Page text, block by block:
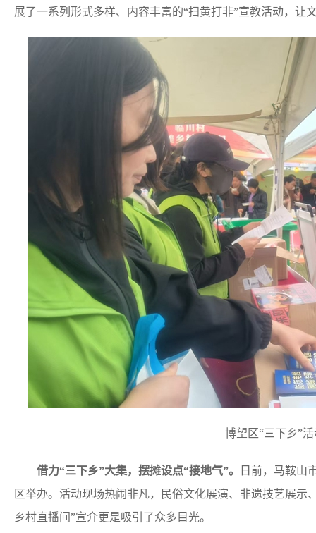
展了一系列形式多样、内容丰富的“扫黄打非”宣教活动，让
博望区“三下乡”
借力“三下乡”大集，摆摊设点“接地气”。
日前，马鞍山
区举办。活动现场热闹非凡，民俗文化展演、非遗技艺展示
乡村直播间”宣介更是吸引了众多目光。